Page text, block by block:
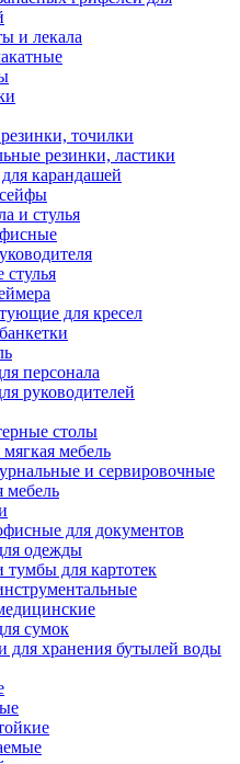
и лекала
точилки
резинки, ластики
карандашей
и стулья
для кресел
персонала
руководителей
столы
мебель
и сервировочные
мебель
для документов
одежды
для картотек
сумок
для хранения бутылей воды